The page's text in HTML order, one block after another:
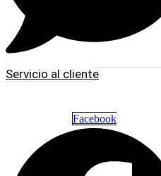
Servicio al cliente
Facebook